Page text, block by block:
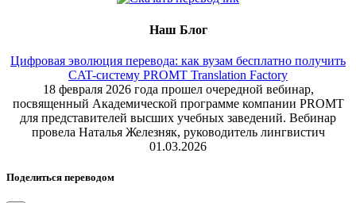
Наш Блог
Цифровая эволюция перевода: как вузам бесплатно получить
CAT-систему PROMT Translation Factory
18 февраля 2026 года прошел очередной вебинар,
посвященный Академической программе компании PROMT
для представителей высших учебных заведений. Вебинар
провела Наталья Железняк, руководитель лингвистич
01.03.2026
Поделиться переводом